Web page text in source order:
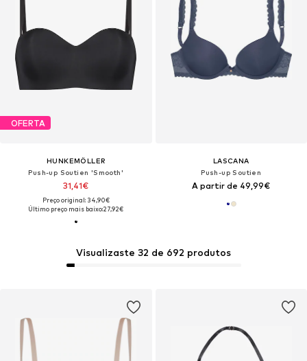
OFERTA
HUNKEMÖLLER
Push-up Soutien 'Smooth'
31,41€
Preço original: 34,90€
Último preço mais baixo:27,92€
LASCANA
Push-up Soutien
A partir de 49,99€
Visualizaste 32 de 692 produtos